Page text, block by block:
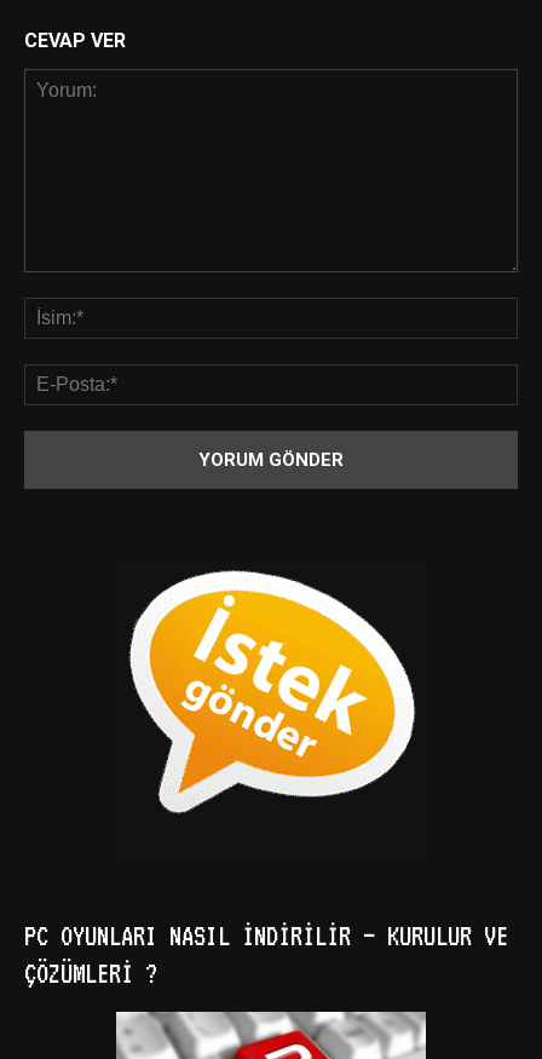
CEVAP VER
PC OYUNLARI NASIL İNDIRILIR – KURULUR VE
ÇÖZÜMLERI ?